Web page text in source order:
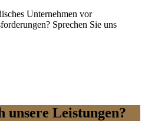
Unternehmen vor
Sprechen Sie uns
unsere Leistungen?